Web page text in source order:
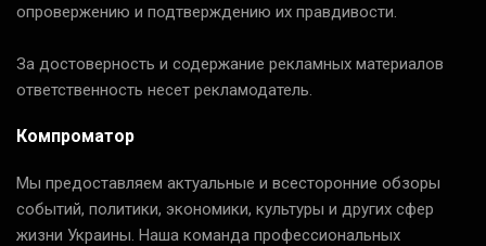
опровержению и подтверждению их правдивости.
За достоверность и содержание рекламных материалов
ответственность несет рекламодатель.
Компроматор
Мы предоставляем актуальные и всесторонние обзоры
событий, политики, экономики, культуры и других сфер
жизни Украины. Наша команда профессиональных